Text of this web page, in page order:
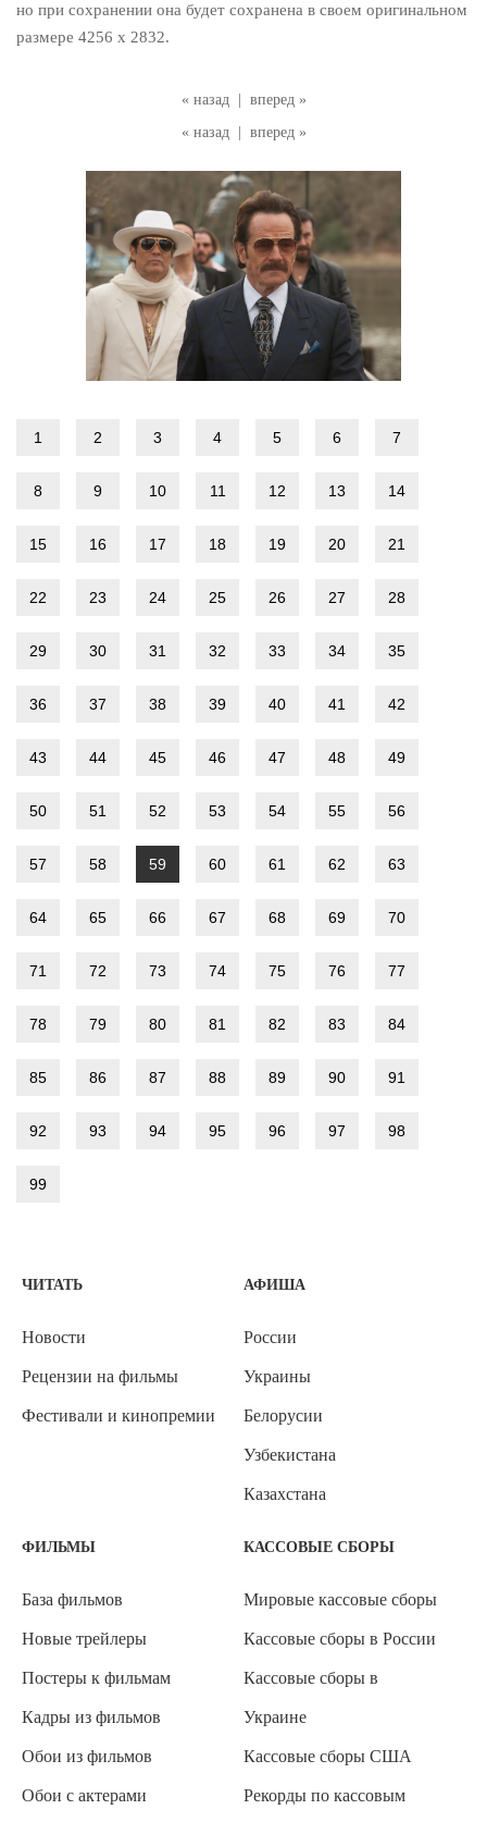
« назад
вперед »
« назад
вперед »
но при сохранении она будет сохранена в своем оригинальном
размере 4256 x 2832.
1 2 3 4 5 6 7
8 9 10 11 12 13 14
15 16 17 18 19 20 21
22 23 24 25 26 27 28
29 30 31 32 33 34 35
36 37 38 39 40 41 42
43 44 45 46 47 48 49
50 51 52 53 54 55 56
57 58 59 60 61 62 63
64 65 66 67 68 69 70
71 72 73 74 75 76 77
78 79 80 81 82 83 84
85 86 87 88 89 90 91
92 93 94 95 96 97 98
99
ЧИТАТЬ
Новости
Рецензии на фильмы
Фестивали и кинопремии
АФИША
России
Украины
Белорусии
Узбекистана
Казахстана
ФИЛЬМЫ
База фильмов
Новые трейлеры
Постеры к фильмам
Кадры из фильмов
Обои из фильмов
Обои с актерами
КАССОВЫЕ СБОРЫ
Мировые кассовые сборы
Кассовые сборы в России
Кассовые сборы в
Украине
Кассовые сборы США
Рекорды по кассовым